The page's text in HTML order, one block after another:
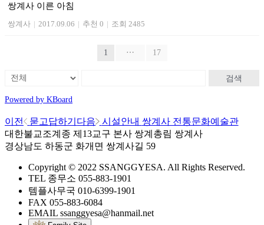
쌍계사 이른 아침
쌍계사 | 2017.09.06 | 추천 0 | 조회 2485
1 ⋯ 17
검색
Powered by KBoard
이전 묻고답하기 다음 시설안내 쌍계사 전통문화예술관
대한불교조계종 제13교구 본사 쌍계총림 쌍계사
경상남도 하동군 화개면 쌍계사길 59
Copyright © 2022 SSANGGYESA. All Rights Reserved.
TEL 종무소 055-883-1901
템플사무국 010-6399-1901
FAX 055-883-6084
EMAIL ssanggyesa@hanmail.net